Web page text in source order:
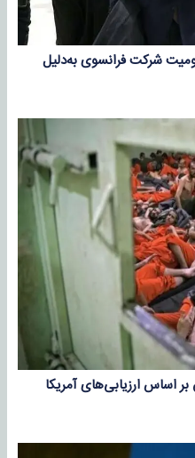
شرکت فرانسوی به‌دلیل
اساس ارزیابی‌های آمریکا